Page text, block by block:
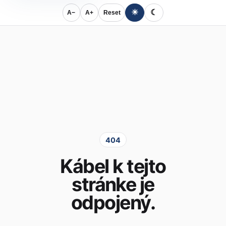
A− A+ Reset ☀ ☾
404
Kábel k tejto
stránke je
odpojený.